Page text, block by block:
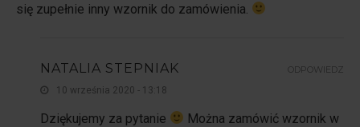
się zupełnie inny wzornik do zamówienia.
NATALIA STEPNIAK
10 września 2020 - 13:18
Dziękujemy za pytanie
Można zamówić wzornik w
ODPOWIEDZ